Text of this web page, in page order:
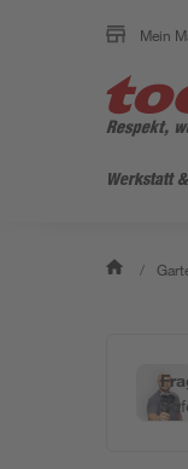
Mein
Werkstatt
/